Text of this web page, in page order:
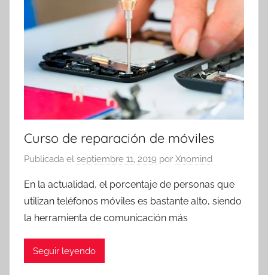
Curso de reparación de móviles
Publicada el septiembre 11, 2019 por Xnomind
En la actualidad, el porcentaje de personas que
utilizan teléfonos móviles es bastante alto, siendo
la herramienta de comunicación más
Seguir leyendo